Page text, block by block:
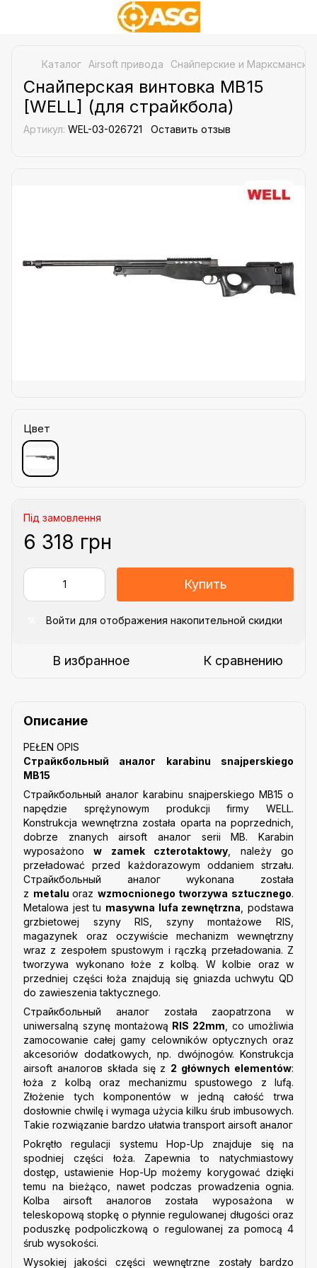
Каталог Airsoft привода Снайперские и
Снайперская винтовка MB15
[WELL] (для страйкбола)
Артикул: WEL-03-026721 Оставить отзыв
Цвет
Під замовлення
6 318 грн
Купить
Войти для отображения накопительной скидки
В избранное К сравнению
Описание
PEŁEN OPIS
Страйкбольный аналог karabinu snajperskiego
MB15
Страйкбольный аналог karabinu snajperskiego MB15 o
napędzie sprężynowym produkcji firmy WELL.
Konstrukcja wewnętrzna została oparta na poprzednich,
dobrze znanych airsoft аналог serii MB. Karabin
wyposażonow zamek czterotaktowy , należy go
przeładować przed każdorazowym oddaniem strzału.
Страйкбольный аналог wykonana została
z metaluoraz wzmocnionego tworzywa sztucznego.
Metalowa jest tu masywna lufa zewnętrzna , podstawa
grzbietowej szyny RIS, szyny montażowe RIS,
magazynek oraz oczywiście mechanizm wewnętrzny
wraz z zespołem spustowym i rączką przeładowania. Z
tworzywa wykonano łoże z kolbą. W kolbie oraz w
przedniej części łoża znajdują się gniazda uchwytu QD
do zawieszenia taktycznego.
Страйкбольный аналог została zaopatrzona w
uniwersalną szynę montażową RIS 22mm , co umożliwia
zamocowanie całej gamy celowników optycznych oraz
akcesoriów dodatkowych, np. dwójnogów. Konstrukcja
airsoft аналогов składa się z 2 głównych elementów:
łoża z kolbą oraz mechanizmu spustowego z lufą.
Złożenie tych komponentów w jedną całość trwa
dosłownie chwilę i wymaga użycia kilku śrub imbusowych.
Takie rozwiązanie bardzo ułatwia transport airsoft аналог
Pokrętło regulacji systemu Hop-Up znajduje się na
spodniej części łoża. Zapewnia to natychmiastowy
dostęp, ustawienie Hop-Up możemy korygować dzięki
temu na bieżąco, nawet podczas prowadzenia ognia.
Kolba airsoft аналогов została wyposażona w
teleskopową stopkę o płynnie regulowanej długości oraz
poduszkę podpoliczkową o regulowanej za pomocą 4
śrub wysokości.
Wysokiej jakości części wewnętrzne zostały bardzo